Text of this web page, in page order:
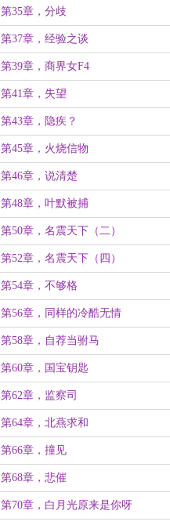
第35章，分歧
第37章，经验之谈
第39章，商界女F4
第41章，失望
第43章，隐疾？
第45章，火烧信物
第46章，说清楚
第48章，叶默被捕
第50章，名震天下（二）
第52章，名震天下（四）
第54章，不够格
第56章，同样的冷酷无情
第58章，自荐当驸马
第60章，国宝钥匙
第62章，监察司
第64章，北燕求和
第66章，撞见
第68章，悲催
第70章，白月光原来是你呀